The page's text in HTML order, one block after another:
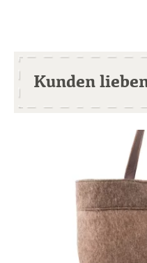
Kunden